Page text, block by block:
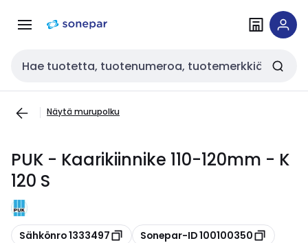
navigointiinsisältöön
Haku
Näytä murupolku
PUK - Kaarikiinnike 110-120mm - K
120 S
Kopioi
Sähkönro 1333497 Kopioi
Sonepar-ID 100100350